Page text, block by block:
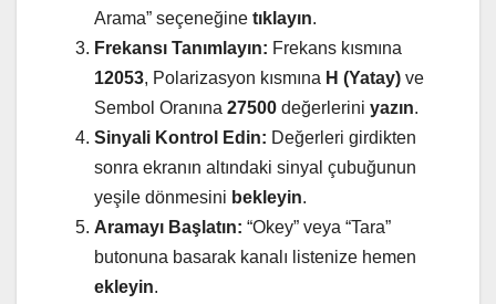
Arama” seçeneğine tıklayın.
Frekansı Tanımlayın: Frekans kısmına
12053, Polarizasyon kısmına H (Yatay) ve
Sembol Oranına 27500 değerlerini yazın.
Sinyali Kontrol Edin: Değerleri girdikten
sonra ekranın altındaki sinyal çubuğunun
yeşile dönmesini bekleyin.
Aramayı Başlatın: “Okey” veya “Tara”
butonuna basarak kanalı listenize hemen
ekleyin.